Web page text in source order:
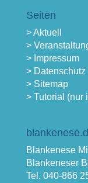
Seiten
> Aktuell
>
> Impressum
> Datenschutz
> Sitemap
> Tutorial (nur
Blankenese
Blankeneser
Tel. 040-866